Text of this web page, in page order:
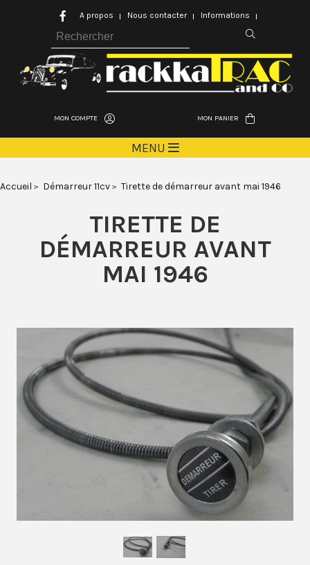
MON COMPTE MON PANIER
MENU
Accueil Démarreur 11cv Tirette de démarreur avant mai 1946
TIRETTE DE
DÉMARREUR AVANT
MAI 1946
A propos Nous contacter Informations